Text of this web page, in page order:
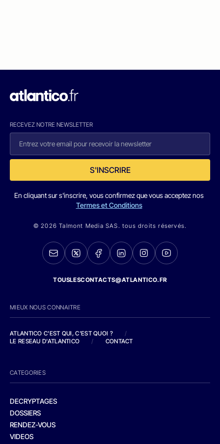
RECEVEZ NOTRE NEWSLETTER
S'INSCRIRE
En cliquant sur s'inscrire, vous confirmez que vous acceptez nos
Termes et Conditions
© 2026 Talmont Media SAS. tous droits réservés.
TOUSLESCONTACTS@ATLANTICO.FR
MIEUX NOUS CONNAITRE
ATLANTICO C'EST QUI, C'EST QUOI ?
/
LE RESEAU D'ATLANTICO
/ CONTACT
CATEGORIES
DECRYPTAGES
DOSSIERS
RENDEZ-VOUS
VIDEOS